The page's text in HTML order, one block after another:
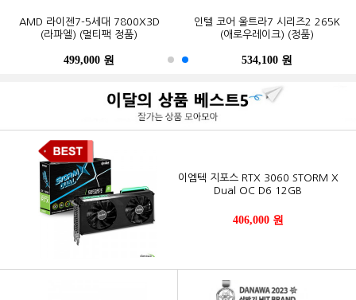
AMD 라이젠7-5세대 7800X3D
(라파엘) (멀티팩 정품)
499,000 원
인텔 코어 울트라7 시리즈2 265K
(애로우레이크) (정품)
534,100 원
ESSENCORE KLEVV DDR5-5600
CL46 파인인포 (16GB)
341,000 원
마이크론 Crucial DDR5-5600 CL46
PRO 대원씨티에스 (16GB)
387,000 원
GIGABYTE B650M K 피씨디렉트
123,000 원
ASUS TUF Gaming B850-PLUS WIFI
STCOM(조립용)
339,000 원
GIGABYTE 지포스 RTX 5060
WINDFORCE MAX OC D7 8GB
피씨디렉트
632,200 원
MSI 지포스 RTX 5070 게이밍 트리오
OC D7 12GB 트라이프로져4
1,299,000 원
Western Digital WD BLACK
SN850X M.2 NVMe (2TB)
550,000 원
삼성전자 990 PRO M.2 NVMe (2TB)
1,027,000 원
이엠텍 지포스 RTX 3060 STORM X
Dual OC D6 12GB
406,000 원